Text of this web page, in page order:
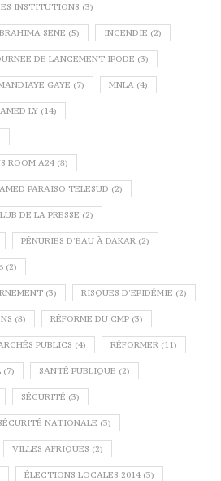
INSTITUTIONS (3)
SENE (5) INCENDIE (2)
DE LANCEMENT IPODE (3)
GAYE (7) MNLA (4)
LY (14)
ROOM A24 (8)
PARAISO TELESUD (2)
DE LA PRESSE (2)
PÉNURIES D'EAU À DAKAR (2)
(2)
(3) RISQUES D'EPIDÉMIE (2)
(8) RÉFORME DU CMP (3)
PUBLICS (4) RÉFORMER (11)
(7) SANTÉ PUBLIQUE (2)
SÉCURITÉ (3)
NATIONALE (3)
VILLES AFRIQUES (2)
ÉLECTIONS LOCALES 2014 (3)